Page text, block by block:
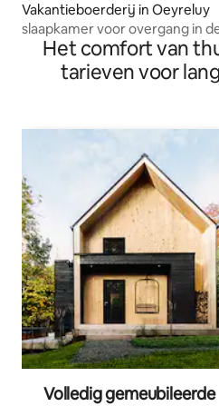
Vakantieboerderij in Oeyreluy
Het comfort van
tarieven voor
Volledig gemeubileerde